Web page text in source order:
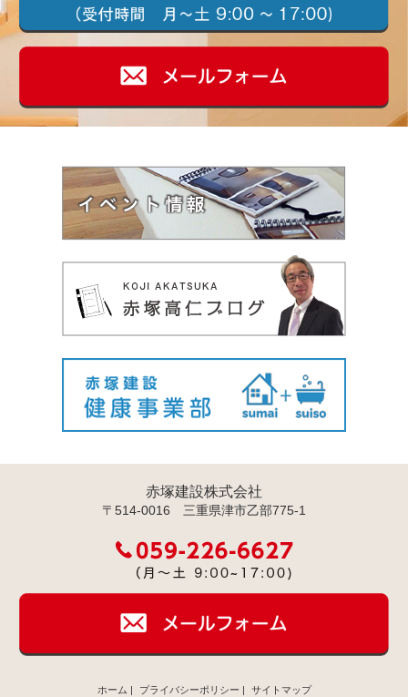
赤塚建設株式会社
〒514-0016 三重県津市乙部775-1
ホーム | プライバシーポリシー | サイトマップ